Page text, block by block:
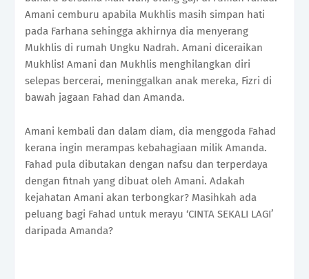
Amani cemburu apabila Mukhlis masih simpan hati
pada Farhana sehingga akhirnya dia menyerang
Mukhlis di rumah Ungku Nadrah. Amani diceraikan
Mukhlis! Amani dan Mukhlis menghilangkan diri
selepas bercerai, meninggalkan anak mereka, Fizri di
bawah jagaan Fahad dan Amanda.
Amani kembali dan dalam diam, dia menggoda Fahad
kerana ingin merampas kebahagiaan milik Amanda.
Fahad pula dibutakan dengan nafsu dan terperdaya
dengan fitnah yang dibuat oleh Amani. Adakah
kejahatan Amani akan terbongkar? Masihkah ada
peluang bagi Fahad untuk merayu ‘CINTA SEKALI LAGI’
daripada Amanda?